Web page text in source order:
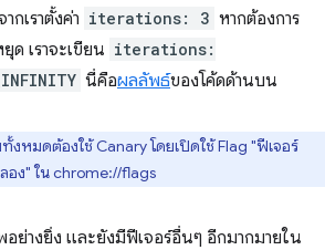
กเราตั้งค่า iterations: 3 หากต้องการ
ด เราจะเขียน iterations:
นี่คือผลลัพธ์ของโค้ดด้านบน
งหมดต้องใช้ Canary โดยเปิดใช้ Flag "ฟีเจอร์
ง" ใน chrome://flags
ย่างยิ่ง และยังมีฟีเจอร์อื่นๆ อีกมากมายใน